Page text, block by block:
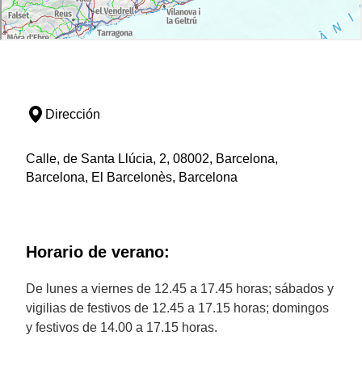
Dirección
Calle, de Santa Llúcia, 2, 08002, Barcelona,
Barcelona, El Barcelonès, Barcelona
Horario de verano:
De lunes a viernes de 12.45 a 17.45 horas; sábados y
vigilias de festivos de 12.45 a 17.15 horas; domingos
y festivos de 14.00 a 17.15 horas.